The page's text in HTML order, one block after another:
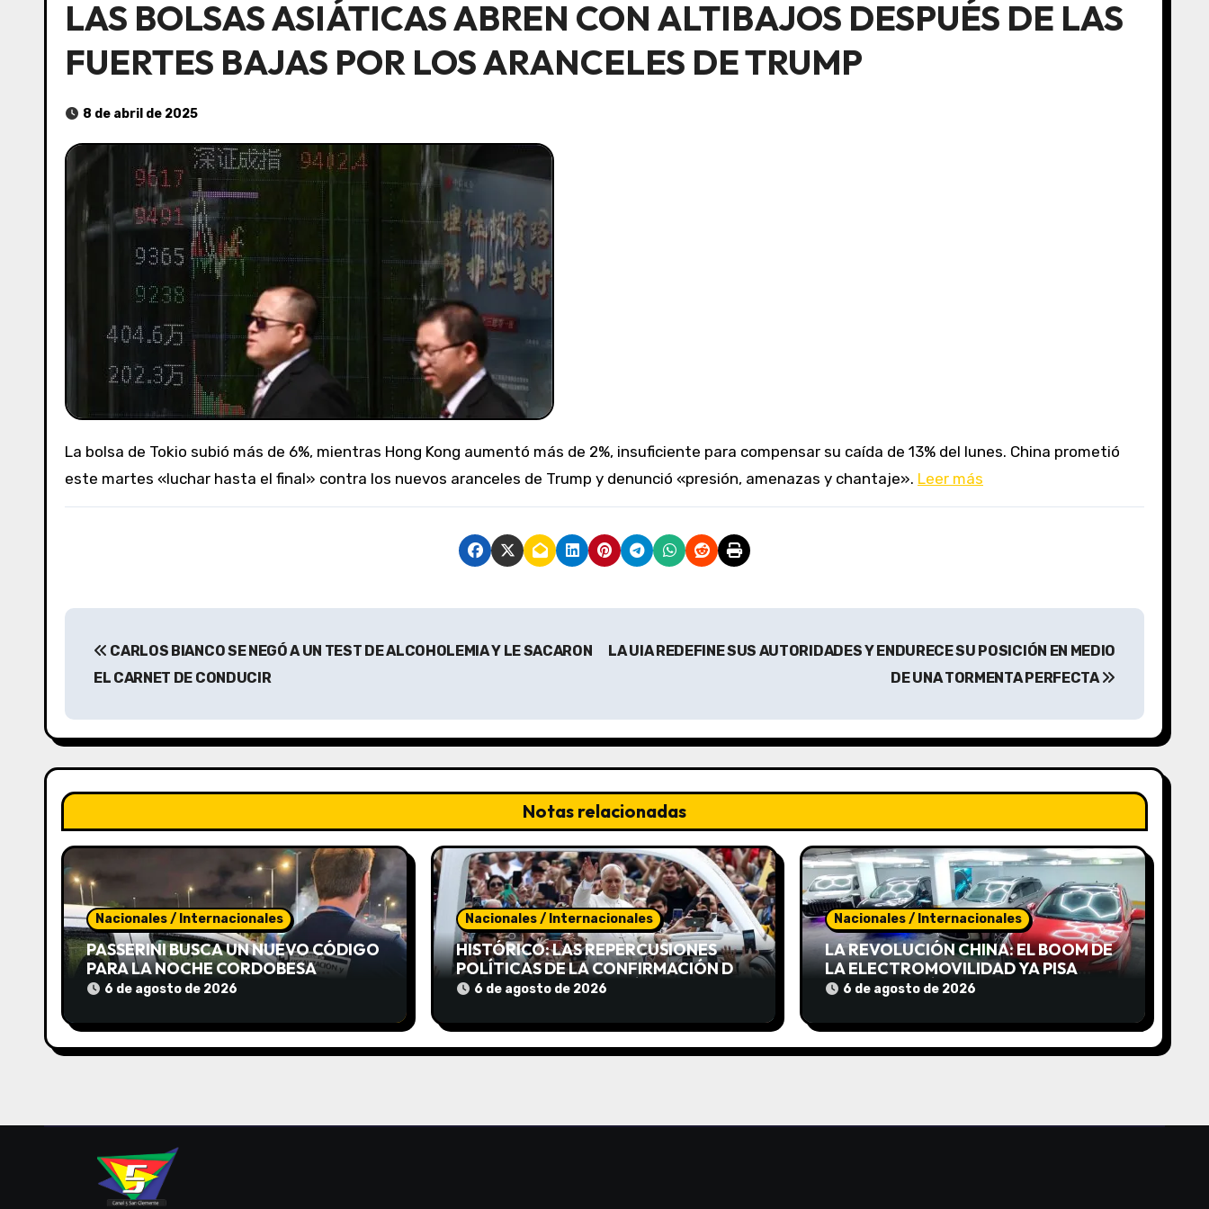
LAS BOLSAS ASIÁTICAS ABREN CON ALTIBAJOS DESPUÉS DE LAS
FUERTES BAJAS POR LOS ARANCELES DE TRUMP
8 de abril de 2025
La bolsa de Tokio subió más de 6%, mientras Hong Kong aumentó más de 2%, insuficiente para compensar su caída de 13% del lunes. China prometió
este martes «luchar hasta el final» contra los nuevos aranceles de Trump y denunció «presión, amenazas y chantaje». Leer más
N
e
g
a
c
i
ó
n
e
e
CARLOS BIANCO SE NEGÓ A UN TEST DE ALCOHOLEMIA Y LE SACARON
EL CARNET DE CONDUCIR
LA UIA REDEFINE SUS AUTORIDADES Y ENDURECE SU POSICIÓN EN MEDIO
DE UNA TORMENTA PERFECTA
Notas relacionadas
Nacionales / Internacionales
PASSERINI BUSCA UN NUEVO CÓDIGO
PARA LA NOCHE CORDOBESA
ACTUALIZANDO 8 ORDENANZAS
6 de agosto de 2026
Nacionales / Internacionales
HISTÓRICO: LAS REPERCUSIONES
POLÍTICAS DE LA CONFIRMACIÓN DE
LA VISITA DEL PAPA LEÓN XIV A
6 de agosto de 2026
Nacionales / Internacionales
LA REVOLUCIÓN CHINA: EL BOOM DE
LA ELECTROMOVILIDAD YA PISA
FUERTE EN CÓRDOBA
6 de agosto de 2026